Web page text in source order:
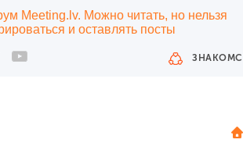
Meeting.lv. Можно читать, но нельзя
и оставлять посты